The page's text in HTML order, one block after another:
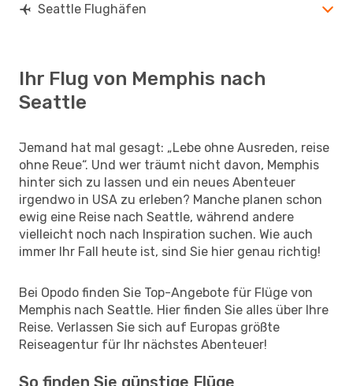
Seattle Flughäfen
Ihr Flug von Memphis nach
Seattle
Jemand hat mal gesagt: „Lebe ohne Ausreden, reise
ohne Reue“. Und wer träumt nicht davon, Memphis
hinter sich zu lassen und ein neues Abenteuer
irgendwo in USA zu erleben? Manche planen schon
ewig eine Reise nach Seattle, während andere
vielleicht noch nach Inspiration suchen. Wie auch
immer Ihr Fall heute ist, sind Sie hier genau richtig!
Bei Opodo finden Sie Top-Angebote für Flüge von
Memphis nach Seattle. Hier finden Sie alles über Ihre
Reise. Verlassen Sie sich auf Europas größte
Reiseagentur für Ihr nächstes Abenteuer!
So finden Sie günstige Flüge